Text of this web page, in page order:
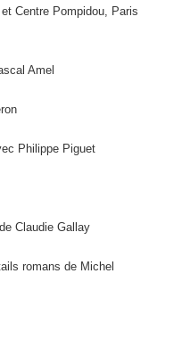
Centre Pompidou, Paris
Amel
Philippe Piguet
Claudie Gallay
romans de Michel